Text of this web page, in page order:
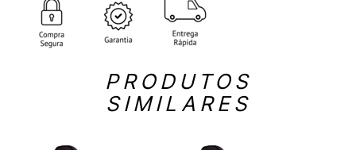
PRODUTOS
SIMILARES